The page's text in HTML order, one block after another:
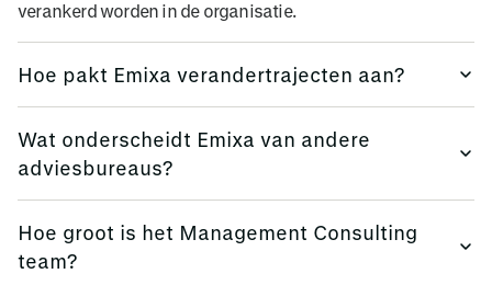
verankerd worden in de organisatie.
Hoe pakt Emixa verandertrajecten aan?
systemen, procesverbeteringen of productlanceringen,
hebben impact op de organisatie. Verandermanagement zit
daarom verankerd in elke Emixa-rol: niet alleen bij onze
project- en programmamanagers, maar ook bij onze
inhoudelijke specialisten. Bij grote trajecten stellen we
Wat onderscheidt Emixa van andere
adviesbureaus?
Onze management consultantswerken rechtstreeks
samen met jouw team, schouder aan schouder
Hoe groot is het Management Consulting
team?